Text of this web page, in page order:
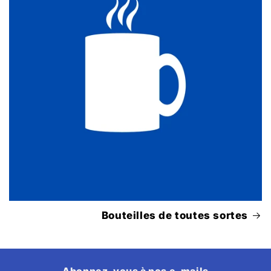
Bouteilles de toutes sortes